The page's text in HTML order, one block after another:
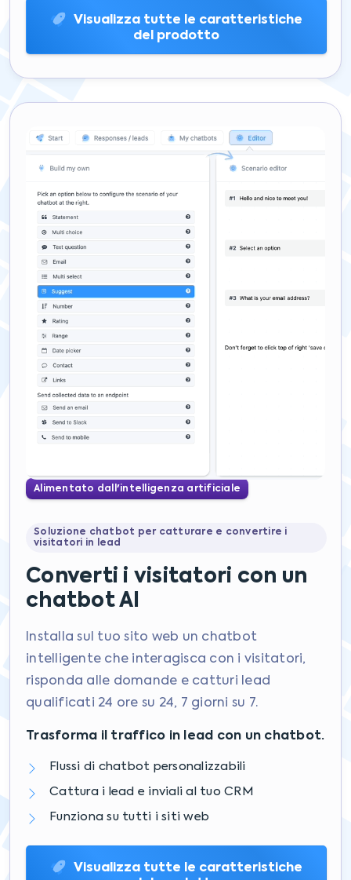
Visualizza tutte le caratteristiche
del prodotto
Alimentato dall'intelligenza artificiale
Soluzione chatbot per catturare e convertire i
visitatori in lead
Converti i visitatori con un
chatbot AI
Installa sul tuo sito web un chatbot
intelligente che interagisca con i visitatori,
risponda alle domande e catturi lead
qualificati 24 ore su 24, 7 giorni su 7.
Trasforma il traffico in lead con un chatbot.
Flussi di chatbot personalizzabili
Cattura i lead e inviali al tuo CRM
Funziona su tutti i siti web
Visualizza tutte le caratteristiche